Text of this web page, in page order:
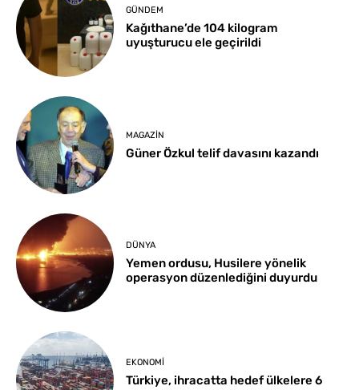
GÜNDEM
Kağıthane’de 104 kilogram
uyuşturucu ele geçirildi
MAGAZIN
Güner Özkul telif davasını kazandı
DÜNYA
Yemen ordusu, Husilere yönelik
operasyon düzenlediğini duyurdu
EKONOMI
Türkiye, ihracatta hedef ülkelere 6